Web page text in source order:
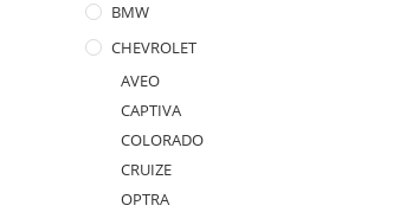
BMW
CHEVROLET
AVEO
CAPTIVA
COLORADO
CRUIZE
OPTRA